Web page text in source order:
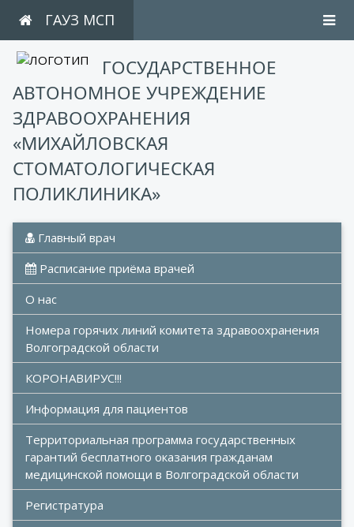
ГАУЗ МСП
ГОСУДАРСТВЕННОЕ
АВТОНОМНОЕ УЧРЕЖДЕНИЕ
ЗДРАВООХРАНЕНИЯ
«МИХАЙЛОВСКАЯ
СТОМАТОЛОГИЧЕСКАЯ
ПОЛИКЛИНИКА»
Главный врач
Расписание приёма врачей
О нас
Номера горячих линий комитета здравоохранения
Волгоградской области
КОРОНАВИРУС!!!
Информация для пациентов
Территориальная программа государственных
гарантий бесплатного оказания гражданам
медицинской помощи в Волгоградской области
Регистратура